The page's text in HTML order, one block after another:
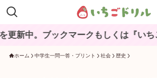
ックマークもしくは『いちごドリル
ホーム 中学生一問一答・プリント 社会 歴史